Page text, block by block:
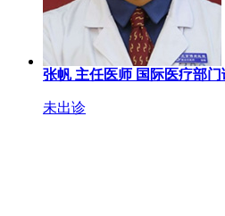
张帆 主任医师 国际医疗部门
未出诊